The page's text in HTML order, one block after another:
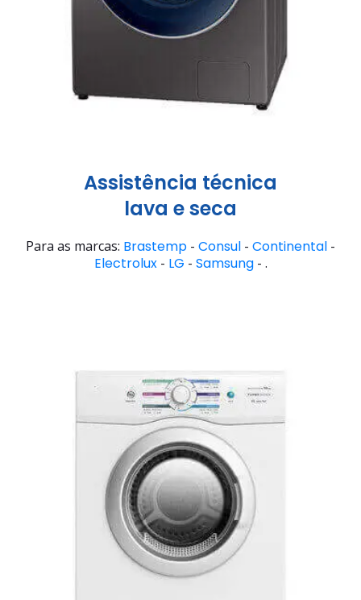
Assistência técnica
lava e seca
Para as marcas: Brastemp - Consul - Continental -
Electrolux- LG - Samsung- .